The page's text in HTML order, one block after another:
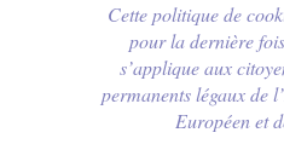
Cette politique de
pour la dernière
s’applique aux
permanents légaux de
Européen et